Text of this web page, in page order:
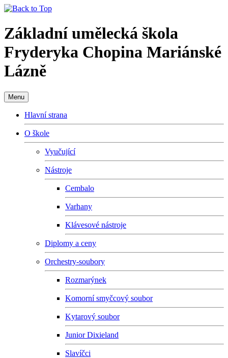
Základní umělecká škola
Fryderyka Chopina Mariánské
Lázně
Menu
Hlavní strana
O škole
Vyučující
Nástroje
Cembalo
Varhany
Klávesové nástroje
Diplomy a ceny
Orchestry-soubory
Rozmarýnek
Komorní smyčcový soubor
Kytarový soubor
Junior Dixieland
Slavíčci